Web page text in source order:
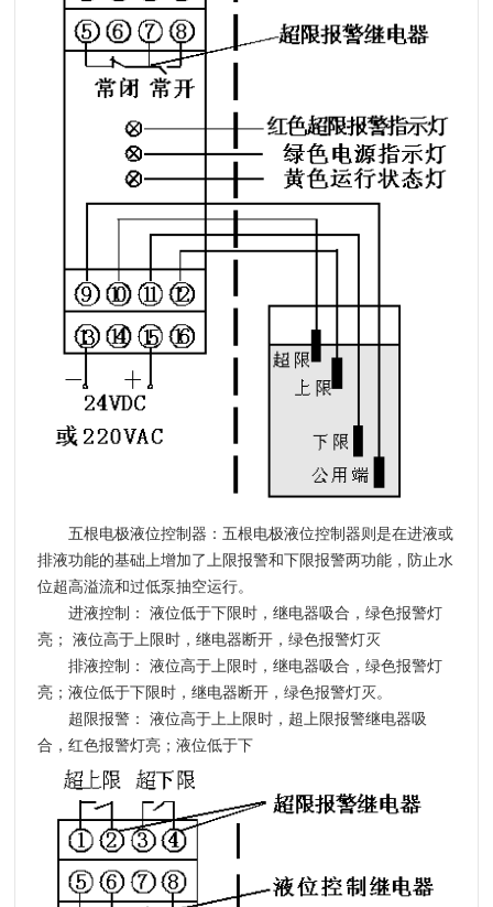
五根电极液位控制器：五根电极液位控制器则是在进液或
排液功能的基础上增加了上限报警和下限报警两功能，防止水
位超高溢流和过低泵抽空运行。
进液控制：液位低于下限时，继电器吸合，绿色报警灯
亮； 液位高于上限时，继电器断开，绿色报警灯灭
排液控制：
液位高于上限时，继电器吸合，绿色报警灯
亮；液位低于下限时，继电器断开，绿色报警灯灭。
超限报警：液位高于上上限时，超上限报警继电器吸
合，红色报警灯亮；液位低于下